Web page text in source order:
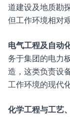
道建设及地质勘
但工作环境相对
电气工程及自动
务于集团的电力
造，这类负责设
工作环境的现代
化学工程与工艺